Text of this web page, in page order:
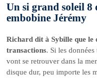
Un si grand soleil 8
embobine Jérémy
Richard dit à Sybille que le
transactions. Si les
vont se retrouver dans la
disque dur, peu importe les